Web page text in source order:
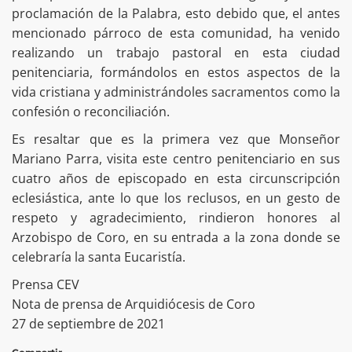
proclamación de la Palabra, esto debido que, el antes
mencionado párroco de esta comunidad, ha venido
realizando un trabajo pastoral en esta ciudad
penitenciaria, formándolos en estos aspectos de la
vida cristiana y administrándoles sacramentos como la
confesión o reconciliación.
Es resaltar que es la primera vez que Monseñor
Mariano Parra, visita este centro penitenciario en sus
cuatro años de episcopado en esta circunscripción
eclesiástica, ante lo que los reclusos, en un gesto de
respeto y agradecimiento, rindieron honores al
Arzobispo de Coro, en su entrada a la zona donde se
celebraría la santa Eucaristía.
Prensa CEV
Nota de prensa de Arquidiócesis de Coro
27 de septiembre de 2021